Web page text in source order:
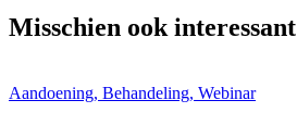
Misschien ook interessant
Aandoening, Behandeling, Webinar